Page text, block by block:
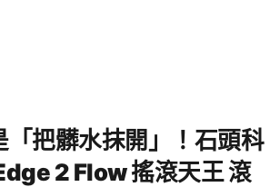
「把髒水抹開」！石頭科
2 Flow 搖滾天王 滾